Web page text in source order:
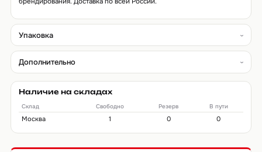
Упаковка
Дополнительно
Наличие на складах
Склад Свободно Резерв В пути
Москва 1 0 0